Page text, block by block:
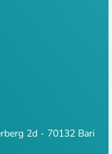
2d - 70132 Bari